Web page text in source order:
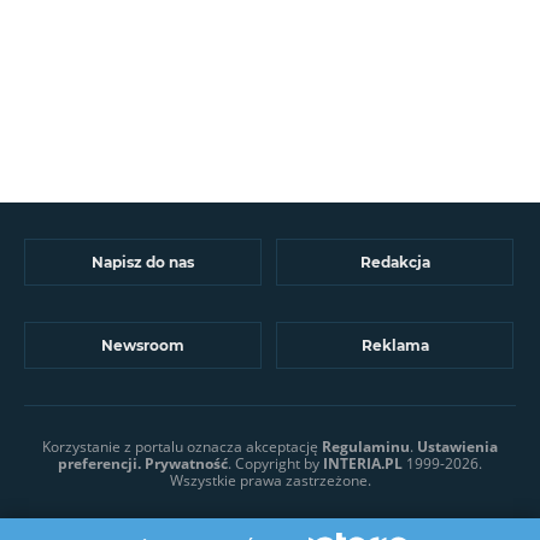
Napisz do nas Redakcja
Newsroom Reklama
Korzystanie z portalu oznacza akceptację Regulaminu. Ustawienia
preferencji. Prywatność. Copyright by INTERIA.PL 1999-2026.
Wszystkie prawa zastrzeżone.